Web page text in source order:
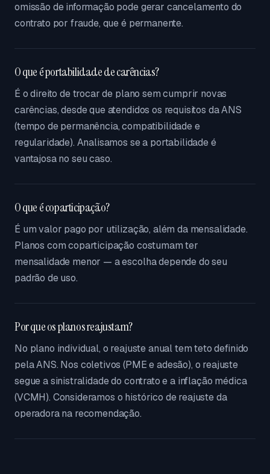
omissão de informação pode gerar cancelamento do
contrato por fraude, que é permanente.
O que é portabilidade de carências?
É o direito de trocar de plano sem cumprir novas
carências, desde que atendidos os requisitos da ANS
(tempo de permanência, compatibilidade e
regularidade). Analisamos se a portabilidade é
vantajosa no seu caso.
O que é coparticipação?
É um valor pago por utilização, além da mensalidade.
Planos com coparticipação costumam ter
mensalidade menor — a escolha depende do seu
padrão de uso.
Por que os planos reajustam?
No plano individual, o reajuste anual tem teto definido
pela ANS. Nos coletivos (PME e adesão), o reajuste
segue a sinistralidade do contrato e a inflação médica
(VCMH). Consideramos o histórico de reajuste da
operadora na recomendação.